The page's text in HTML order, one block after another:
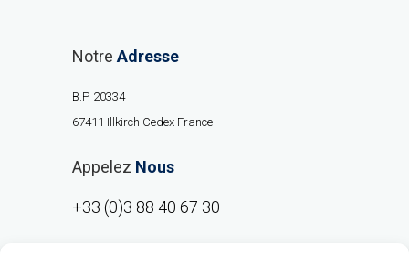
Notre Adresse
B.P. 20334
67411 Illkirch Cedex France
Appelez Nous
+33 (0)3 88 40 67 30